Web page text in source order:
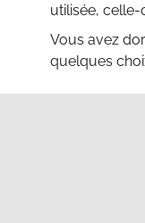
utilisée,
Vous avez
quelques